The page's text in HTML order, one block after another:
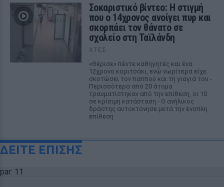
Σοκαριστικό βίντεο: Η στιγμή
που ο 14χρονος ανοίγει πυρ και
σκορπάει τον θάνατο σε
σχολείο στη Ταϊλάνδη
ΧΤΕΣ
«Θέρισε» πέντε καθηγητές και ένα
12χρονο κοριτσάκι, ενώ νωρίτερα είχε
σκοτώσει τον παππού και τη γιαγιά του -
Περισσότερα από 20 άτομα
τραυματίστηκαν από την επίθεση, οι 10
σε κρίσιμη κατάσταση - Ο ανήλικος
δράστης αυτοκτόνησε μετά την ένοπλη
επίθεση
ΔΕΙΤΕ ΕΠΙΣΗΣ
par: 11